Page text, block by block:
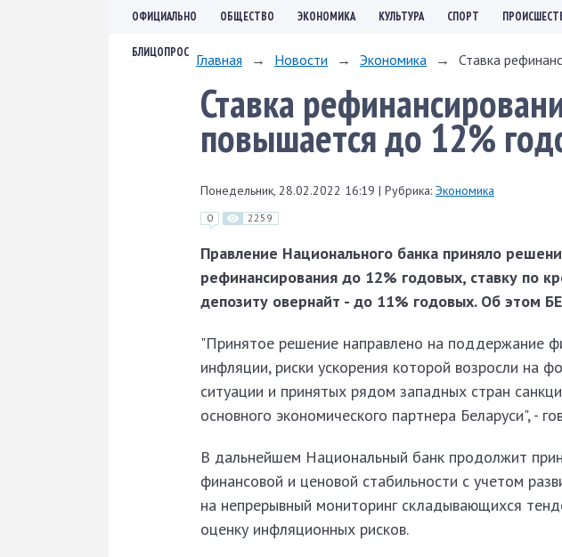
ОФИЦИАЛЬНО ОБЩЕСТВО ЭКОНОМИКА КУЛЬТУРА СПОРТ
БЛИЦОПРОС Главная → Новости → Экономика → Ставка
Ставка
повышается до 12%
Понедельник, 28.02.2022 16:19 | Рубрика: Экономика
0 2259
Правление Национального банка приняло
рефинансирования до 12% годовых, ставку по
депозиту овернайт - до 11% годовых. Об этом
"Принятое решение направлено на поддержание
инфляции, риски ускорения которой возросли на
ситуации и принятых рядом западных стран
основного экономического партнера Беларуси", -
В дальнейшем Национальный банк продолжит
финансовой и ценовой стабильности с учетом
на непрерывный мониторинг складывающихся
оценку инфляционных рисков.